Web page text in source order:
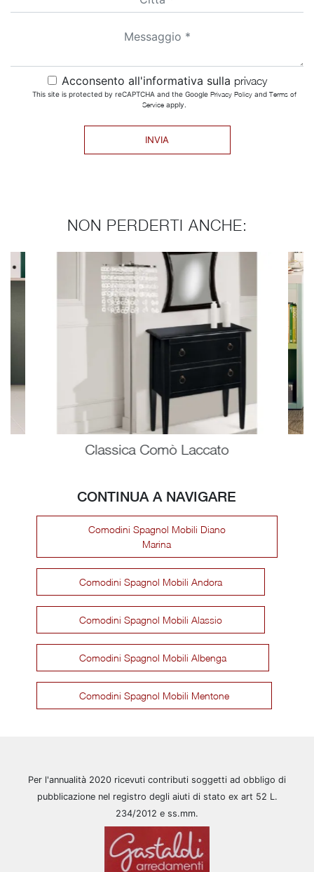
Acconsento all'informativa sulla privacy
This site is protected by reCAPTCHA and the Google Privacy Policyand Terms of
Serviceapply.
INVIA
NON PERDERTI ANCHE:
Classica Comò Laccato
CONTINUA A NAVIGARE
Comodini Spagnol Mobili Diano
Marina
Comodini Spagnol Mobili Andora
Comodini Spagnol Mobili Alassio
Comodini Spagnol Mobili Albenga
Comodini Spagnol Mobili Mentone
Per l'annualità 2020 ricevuti contributi soggetti ad obbligo di
pubblicazione nel registro degli aiuti di stato ex art 52 L.
234/2012 e ss.mm.